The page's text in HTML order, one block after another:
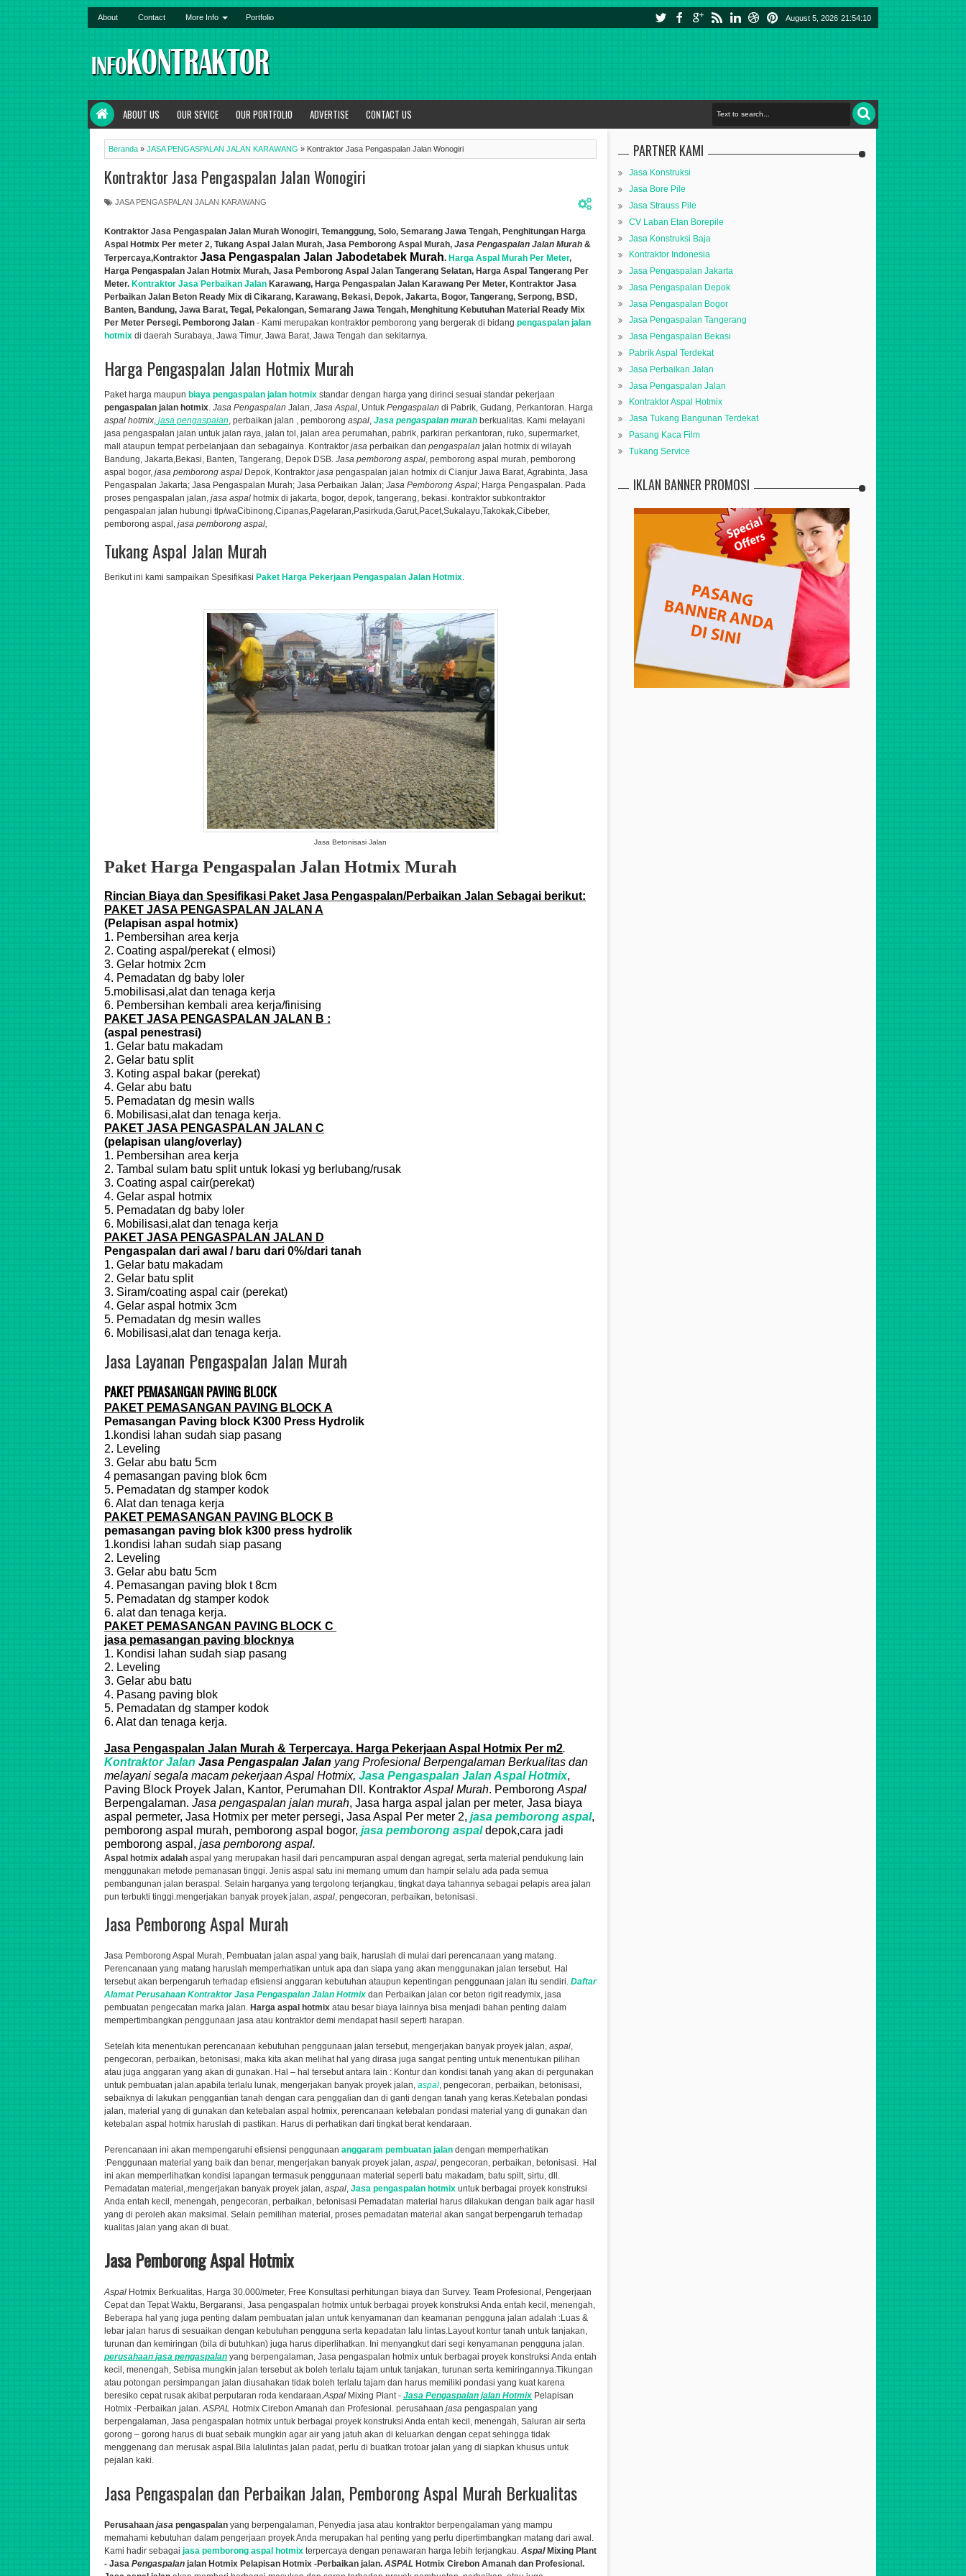
About Contact More Info Portfolio August 5, 2026 21:54:11
ABOUT US OUR SEVICE OUR PORTFOLIO ADVERTISE CONTACT US
Beranda » JASA PENGASPALAN JALAN KARAWANG » Kontraktor Jasa Pengaspalan Jalan Wonogiri
Kontraktor Jasa Pengaspalan Jalan Wonogiri
JASA PENGASPALAN JALAN KARAWANG
Kontraktor Jasa Pengaspalan Jalan Murah Wonogiri, Temanggung, Solo, Semarang Jawa Tengah, Penghitungan Harga
Aspal Hotmix Per meter 2, Tukang Aspal Jalan Murah, Jasa Pemborong Aspal Murah, Jasa Pengaspalan Jalan Murah &
Terpercaya,Kontraktor Jasa Pengaspalan Jalan Jabodetabek Murah. Harga Aspal Murah Per Meter,
Harga Pengaspalan Jalan Hotmix Murah, Jasa Pemborong Aspal Jalan Tangerang Selatan, Harga Aspal Tangerang Per
Meter. Kontraktor Jasa Perbaikan Jalan Karawang, Harga Pengaspalan Jalan Karawang Per Meter, Kontraktor Jasa
Perbaikan Jalan Beton Ready Mix di Cikarang, Karawang, Bekasi, Depok, Jakarta, Bogor, Tangerang, Serpong, BSD,
Banten, Bandung, Jawa Barat, Tegal, Pekalongan, Semarang Jawa Tengah, Menghitung Kebutuhan Material Ready Mix
Per Meter Persegi. Pemborong Jalan - Kami merupakan kontraktor pemborong yang bergerak di bidang pengaspalan jalan
hotmix di daerah Surabaya, Jawa Timur, Jawa Barat, Jawa Tengah dan sekitarnya.
Harga Pengaspalan Jalan Hotmix Murah
Paket harga maupun biaya pengaspalan jalan hotmix standar dengan harga yang dirinci sesuai standar pekerjaan
pengaspalan jalan hotmix. Jasa Pengaspalan Jalan, Jasa Aspal, Untuk Pengaspalan di Pabrik, Gudang, Perkantoran. Harga
aspal hotmix, jasa pengaspalan, perbaikan jalan , pemborong aspal, Jasa pengaspalan murah berkualitas. Kami melayani
jasa pengaspalan jalan untuk jalan raya, jalan tol, jalan area perumahan, pabrik, parkiran perkantoran, ruko, supermarket,
mall ataupun tempat perbelanjaan dan sebagainya. Kontraktor jasa perbaikan dan pengaspalan jalan hotmix di wilayah
Bandung, Jakarta,Bekasi, Banten, Tangerang, Depok DSB. Jasa pemborong aspal, pemborong aspal murah, pemborong
aspal bogor, jasa pemborong aspal Depok, Kontraktor jasa pengaspalan jalan hotmix di Cianjur Jawa Barat, Agrabinta, Jasa
Pengaspalan Jakarta; Jasa Pengaspalan Murah; Jasa Perbaikan Jalan; Jasa Pemborong Aspal; Harga Pengaspalan. Pada
proses pengaspalan jalan, jasa aspal hotmix di jakarta, bogor, depok, tangerang, bekasi. kontraktor subkontraktor
pengaspalan jalan hubungi tlp/waCibinong,Cipanas,Pagelaran,Pasirkuda,Garut,Pacet,Sukalayu,Takokak,Cibeber​,
pemborong aspal, jasa pemborong aspal,
Tukang Aspal Jalan Murah
Berikut ini kami sampaikan Spesifikasi Paket Harga Pekerjaan Pengaspalan Jalan Hotmix.
Jasa Betonisasi Jalan
Paket Harga Pengaspalan Jalan Hotmix Murah
Rincian Biaya dan Spesifikasi Paket Jasa Pengaspalan/Perbaikan Jalan Sebagai berikut:
PAKET JASA PENGASPALAN JALAN A
(Pelapisan aspal hotmix)
1. Pembersihan area kerja
2. Coating aspal/perekat ( elmosi)
3. Gelar hotmix 2cm
4. Pemadatan dg baby loler
5.mobilisasi,alat dan tenaga kerja
6. Pembersihan kembali area kerja/finising
PAKET JASA PENGASPALAN JALAN B :
(aspal penestrasi)
1. Gelar batu makadam
2. Gelar batu split
3. Koting aspal bakar (perekat)
4. Gelar abu batu
5. Pemadatan dg mesin walls
6. Mobilisasi,alat dan tenaga kerja.
PAKET JASA PENGASPALAN JALAN C
(pelapisan ulang/overlay)
1. Pembersihan area kerja
2. Tambal sulam batu split untuk lokasi yg berlubang/rusak
3. Coating aspal cair(perekat)
4. Gelar aspal hotmix
5. Pemadatan dg baby loler
6. Mobilisasi,alat dan tenaga kerja
PAKET JASA PENGASPALAN JALAN D
Pengaspalan dari awal / baru dari 0%/dari tanah
1. Gelar batu makadam
2. Gelar batu split
3. Siram/coating aspal cair (perekat)
4. Gelar aspal hotmix 3cm
5. Pemadatan dg mesin walles
6. Mobilisasi,alat dan tenaga kerja.
Jasa Layanan Pengaspalan Jalan Murah
PAKET PEMASANGAN PAVING BLOCK
PAKET PEMASANGAN PAVING BLOCK A
Pemasangan Paving block K300 Press Hydrolik
1.kondisi lahan sudah siap pasang
2. Leveling
3. Gelar abu batu 5cm
4 pemasangan paving blok 6cm
5. Pemadatan dg stamper kodok
6. Alat dan tenaga kerja
PAKET PEMASANGAN PAVING BLOCK B
pemasangan paving blok k300 press hydrolik
1.kondisi lahan sudah siap pasang
2. Leveling
3. Gelar abu batu 5cm
4. Pemasangan paving blok t 8cm
5. Pemadatan dg stamper kodok
6. alat dan tenaga kerja.
PAKET PEMASANGAN PAVING BLOCK C
jasa pemasangan paving blocknya
1. Kondisi lahan sudah siap pasang
2. Leveling
3. Gelar abu batu
4. Pasang paving blok
5. Pemadatan dg stamper kodok
6. Alat dan tenaga kerja.
Jasa Pengaspalan Jalan Murah & Terpercaya. Harga Pekerjaan Aspal Hotmix Per m2.
Kontraktor Jalan Jasa Pengaspalan Jalan yang Profesional Berpengalaman Berkualitas dan
melayani segala macam pekerjaanAspal Hotmix, Jasa Pengaspalan Jalan AspalHotmix,
Paving Block Proyek Jalan, Kantor, Perumahan Dll. Kontraktor Aspal Murah. Pemborong Aspal
Berpengalaman. Jasa pengaspalan jalan murah, Jasa harga aspal jalan per meter, Jasa biaya
aspal permeter, Jasa Hotmix per meter persegi, Jasa Aspal Per meter 2, jasa pemborong aspal,
pemborong aspal murah, pemborong aspal bogor, jasa pemborong aspaldepok,cara jadi
pemborong aspal, jasa pemborong aspal.
Aspal hotmix adalah aspal yang merupakan hasil dari pencampuran aspal dengan agregat, serta material pendukung lain
menggunakan metode pemanasan tinggi. Jenis aspal satu ini memang umum dan hampir selalu ada pada semua
pembangunan jalan beraspal. Selain harganya yang tergolong terjangkau, tingkat daya tahannya sebagai pelapis area jalan
pun terbukti tinggi.mengerjakan banyak proyek jalan, aspal, pengecoran, perbaikan, betonisasi.
Jasa Pemborong Aspal Murah
Jasa Pemborong Aspal Murah, Pembuatan jalan aspal yang baik, haruslah di mulai dari perencanaan yang matang.
Perencanaan yang matang haruslah memperhatikan untuk apa dan siapa yang akan menggunakan jalan tersebut. Hal
tersebut akan berpengaruh terhadap efisiensi anggaran kebutuhan ataupun kepentingan penggunaan jalan itu sendiri. Daftar
Alamat Perusahaan KontraktorJasa Pengaspalan Jalan Hotmix dan Perbaikan jalan cor beton rigit readymix, jasa
pembuatan pengecatan marka jalan. Harga aspal hotmix atau besar biaya lainnya bisa menjadi bahan penting dalam
mempertimbangkan penggunaan jasa atau kontraktor demi mendapat hasil seperti harapan.
Setelah kita menentukan perencanaan kebutuhan penggunaan jalan tersebut, mengerjakan banyak proyek jalan, aspal,
pengecoran, perbaikan, betonisasi, maka kita akan melihat hal yang dirasa juga sangat penting untuk menentukan pilihan
atau juga anggaran yang akan di gunakan. Hal – hal tersebut antara lain : Kontur dan kondisi tanah yang akan di pergunakan
untuk pembuatan jalan.apabila terlalu lunak, mengerjakan banyak proyek jalan, aspal, pengecoran, perbaikan, betonisasi,
sebaiknya di lakukan penggantian tanah dengan cara penggalian dan di ganti dengan tanah yang keras.Ketebalan pondasi
jalan, material yang di gunakan dan ketebalan aspal hotmix, perencanaan ketebalan pondasi material yang di gunakan dan
ketebalan aspal hotmix haruslah di pastikan. Harus di perhatikan dari tingkat berat kendaraan.
Perencanaan ini akan mempengaruhi efisiensi penggunaan anggaram pembuatan jalan dengan memperhatikan
:Penggunaan material yang baik dan benar, mengerjakan banyak proyek jalan, aspal, pengecoran, perbaikan, betonisasi. Hal
ini akan memperlihatkan kondisi lapangan termasuk penggunaan material seperti batu makadam, batu spilt, sirtu, dll.
Pemadatan material,.mengerjakan banyak proyek jalan, aspal, Jasa pengaspalan hotmix untuk berbagai proyek konstruksi
Anda entah kecil, menengah, pengecoran, perbaikan, betonisasi Pemadatan material harus dilakukan dengan baik agar hasil
yang di peroleh akan maksimal. Selain pemilihan material, proses pemadatan material akan sangat berpengaruh terhadap
kualitas jalan yang akan di buat.
Jasa Pemborong Aspal Hotmix
Aspal Hotmix Berkualitas, Harga 30.000/meter, Free Konsultasi perhitungan biaya dan Survey. Team Profesional, Pengerjaan
Cepat dan Tepat Waktu, Bergaransi, Jasa pengaspalan hotmix untuk berbagai proyek konstruksi Anda entah kecil, menengah,
Beberapa hal yang juga penting dalam pembuatan jalan untuk kenyamanan dan keamanan pengguna jalan adalah :Luas &
lebar jalan harus di sesuaikan dengan kebutuhan pengguna serta kepadatan lalu lintas.Layout kontur tanah untuk tanjakan,
turunan dan kemiringan (bila di butuhkan) juga harus diperlihatkan. Ini menyangkut dari segi kenyamanan pengguna jalan.
perusahaan jasa pengaspalan yang berpengalaman, Jasa pengaspalan hotmix untuk berbagai proyek konstruksi Anda entah
kecil, menengah, Sebisa mungkin jalan tersebut ak boleh terlalu tajam untuk tanjakan, turunan serta kemiringannya.Tikungan
atau potongan persimpangan jalan diusahakan tidak boleh terlalu tajam dan harus memiliki pondasi yang kuat karena
beresiko cepat rusak akibat perputaran roda kendaraan.Aspal Mixing Plant - Jasa Pengaspalan jalan Hotmix Pelapisan
Hotmix -Perbaikan jalan.ASPAL Hotmix Cirebon Amanah dan Profesional. perusahaan jasa pengaspalan yang
berpengalaman, Jasa pengaspalan hotmix untuk berbagai proyek konstruksi Anda entah kecil, menengah, Saluran air serta
gorong – gorong harus di buat sebaik mungkin agar air yang jatuh akan di keluarkan dengan cepat sehingga tidak
menggenang dan merusak aspal.Bila lalulintas jalan padat, perlu di buatkan trotoar jalan yang di siapkan khusus untuk
pejalan kaki.
Jasa Pengaspalan dan Perbaikan Jalan, Pemborong Aspal Murah Berkualitas
Perusahaan jasa pengaspalan yang berpengalaman, Penyedia jasa atau kontraktor berpengalaman yang mampu
memahami kebutuhan dalam pengerjaan proyek Anda merupakan hal penting yang perlu dipertimbangkan matang dari awal.
Kami hadir sebagai jasa pemborong aspal hotmix terpercaya dengan penawaran harga lebih terjangkau. AspalMixing Plant
- Jasa Pengaspalan jalan Hotmix Pelapisan Hotmix -Perbaikan jalan. ASPAL Hotmix Cirebon Amanah dan Profesional.
PARTNER KAMI
Jasa Konstruksi
Jasa Bore Pile
Jasa Strauss Pile
CV Laban Etan Borepile
Jasa Konstruksi Baja
Kontraktor Indonesia
Jasa Pengaspalan Jakarta
Jasa Pengaspalan Depok
Jasa Pengaspalan Bogor
Jasa Pengaspalan Tangerang
Jasa Pengaspalan Bekasi
Pabrik Aspal Terdekat
Jasa Perbaikan Jalan
Jasa Pengaspalan Jalan
Kontraktor Aspal Hotmix
Jasa Tukang Bangunan Terdekat
Pasang Kaca Film
Tukang Service
IKLAN BANNER PROMOSI